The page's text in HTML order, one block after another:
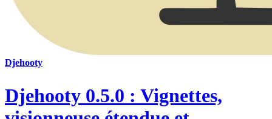
Djehooty
Djehooty 0.5.0 : Vignettes,